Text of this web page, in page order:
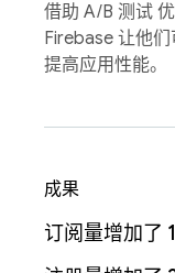
借助 A/B 测试
Firebase 让他
提高应用性能。
成果
订阅量增加了